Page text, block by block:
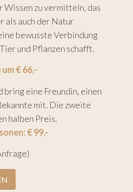
Wissen zu vermitteln, das
als auch der Natur
bewusste Verbindung
und Pflanzen schafft.
€ 66,-
bring eine Freundin, einen
mit. Die zweite
halben Preis.
€ 99,-